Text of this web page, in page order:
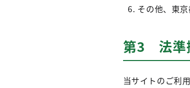
その他、東
第3 法準
当サイトのご利